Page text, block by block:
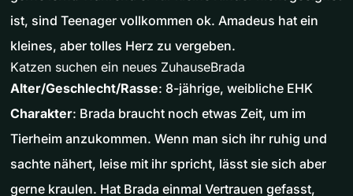
ist, sind Teenager vollkommen ok. Amadeus hat ein
kleines, aber tolles Herz zu vergeben.
Katzen suchen ein neues ZuhauseBrada
Alter/Geschlecht/Rasse: 8-jährige, weibliche EHK
Charakter: Brada braucht noch etwas Zeit, um im
Tierheim anzukommen. Wenn man sich ihr ruhig und
sachte nähert, leise mit ihr spricht, lässt sie sich aber
gerne kraulen. Hat Brada einmal Vertrauen gefasst,